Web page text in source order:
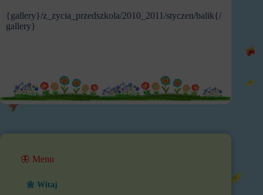
{gallery}/z_zycia_przedszkola/2010_2011/styczen/balik{/
gallery}
🦋 Menu
🌼 Witaj